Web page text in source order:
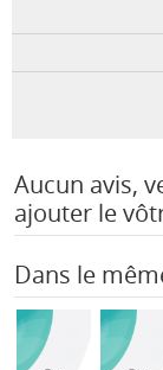
Aucun avis,
ajouter le
Dans le